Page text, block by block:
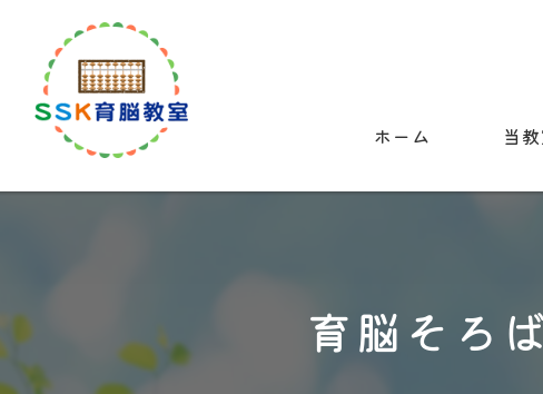
ホーム 当
授業料
育脳そろ